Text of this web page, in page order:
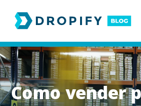
content
Como vender